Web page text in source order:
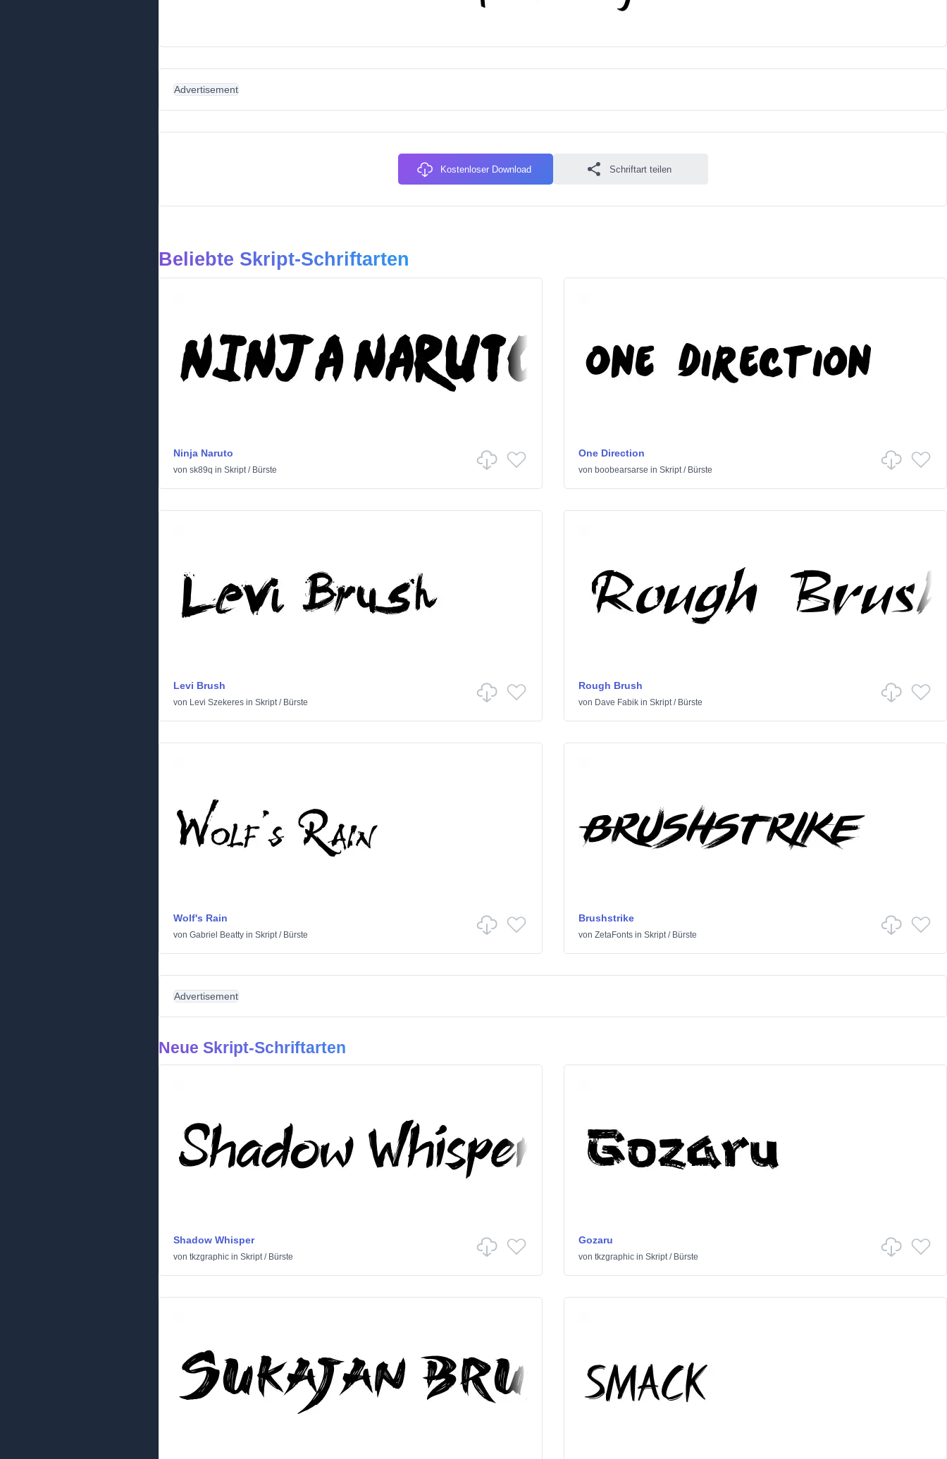
Advertisement
Kostenloser Download Schriftart teilen
Beliebte Skript-Schriftarten
Ninja Naruto
von sk89q in Skript/ Bürste
One Direction
von boobearsarse in Skript/ Bürste
Levi Brush
von Levi Szekeres in Skript/ Bürste
Rough Brush
von Dave Fabikin Skript/ Bürste
Wolf's Rain
von Gabriel Beatty in Skript/ Bürste
Brushstrike
von ZetaFontsin Skript/ Bürste
Advertisement
Neue Skript-Schriftarten
Shadow Whisper
von tkzgraphic in Skript/ Bürste
Gozaru
von tkzgraphicin Skript/ Bürste